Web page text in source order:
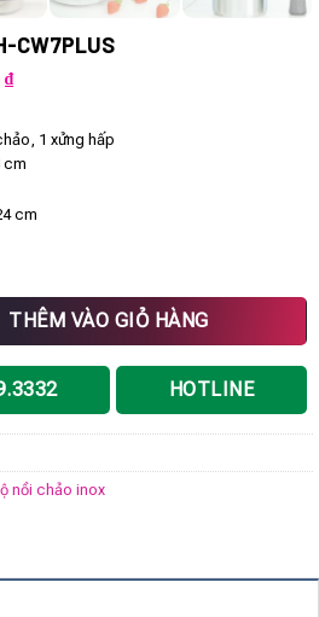
CW7PLUS
₫Giá
là:
2.940.000 ₫.
1 xửng hấp
cm
cm
số lượng
THÊM VÀO GIỎ HÀNG
HOTLINE
nồi chảo inox